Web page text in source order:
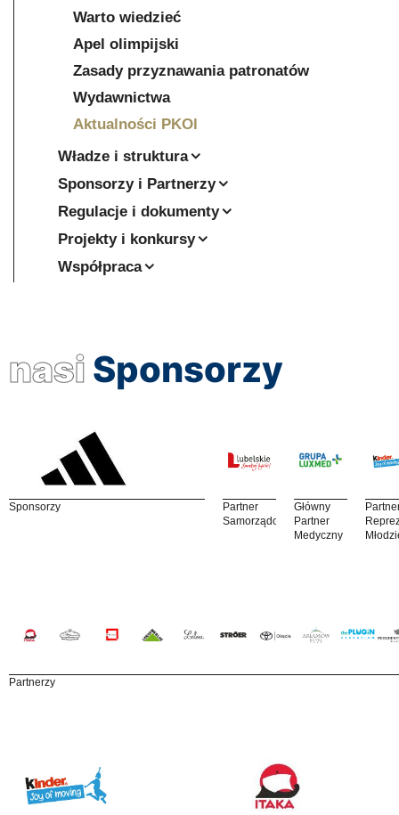
Warto wiedzieć
Apel olimpijski
Zasady przyznawania patronatów
Wydawnictwa
Aktualności PKOl
Władze i struktura
Sponsorzy i Partnerzy
Regulacje i dokumenty
Projekty i konkursy
Współpraca
nasi Sponsorzy
Sponsorzy
Partner
Samorządowy
Główny
Partner
Medyczny
Partnerzy